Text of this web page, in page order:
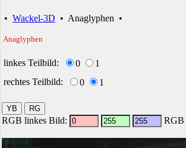
• Wackel-3D • Anaglyphen •
Anaglyphen
linkes Teilbild: 0
1
rechtes Teilbild:
0 1
RGB linkes Bild: RGB